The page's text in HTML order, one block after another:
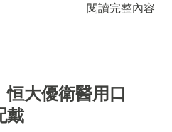
閱讀完整內容
恒大優衛醫用口
戴